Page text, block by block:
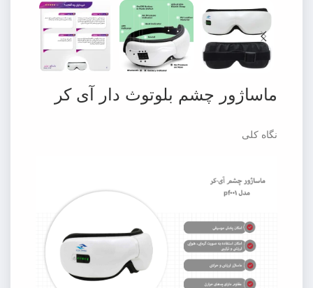
ماساژور چشم بلوتوث دار آی کر
نگاه کلی